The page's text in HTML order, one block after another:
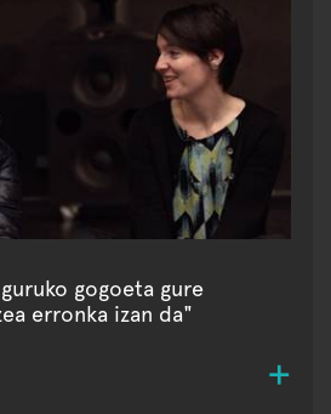
gogoeta gure
erronka izan da"